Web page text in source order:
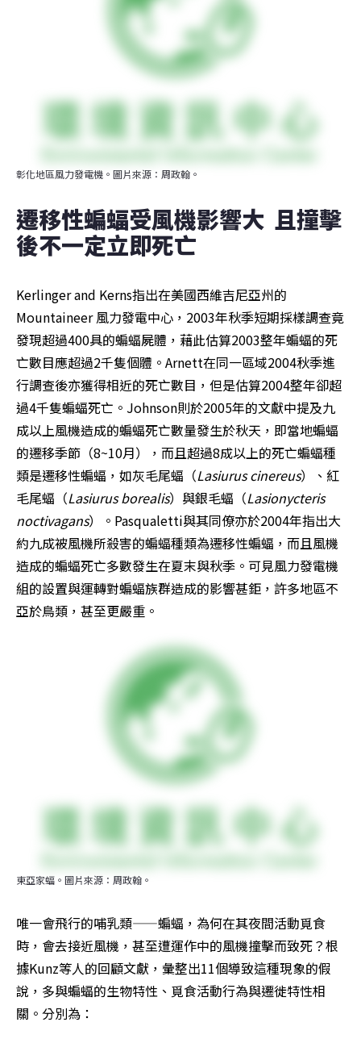
彰化地區風力發電機。圖片來源：周政翰。
遷移性蝙蝠受風機影響大  且撞擊
後不一定立即死亡
Kerlinger and Kerns指出在美國西維吉尼亞州的
Mountaineer 風力發電中心，2003年秋季短期採樣調查竟
發現超過400具的蝙蝠屍體，藉此估算2003整年蝙蝠的死
亡數目應超過2千隻個體。Arnett在同一區域2004秋季進
行調查後亦獲得相近的死亡數目，但是估算2004整年卻超
過4千隻蝙蝠死亡。Johnson則於2005年的文獻中提及九
成以上風機造成的蝙蝠死亡數量發生於秋天，即當地蝙蝠
的遷移季節（8~10月），而且超過8成以上的死亡蝙蝠種
類是遷移性蝙蝠，如灰毛尾蝠（Lasiurus cinereus）、紅
毛尾蝠（Lasiurus borealis）與銀毛蝠（Lasionycteris
noctivagans）。Pasqualetti與其同僚亦於2004年指出大
約九成被風機所殺害的蝙蝠種類為遷移性蝙蝠，而且風機
造成的蝙蝠死亡多數發生在夏末與秋季。可見風力發電機
組的設置與運轉對蝙蝠族群造成的影響甚鉅，許多地區不
亞於鳥類，甚至更嚴重。
東亞家蝠。圖片來源：周政翰。
唯一會飛行的哺乳類——蝙蝠，為何在其夜間活動覓食
時，會去接近風機，甚至遭運作中的風機撞擊而致死？根
據Kunz等人的回顧文獻，彙整出11個導致這種現象的假
說，多與蝙蝠的生物特性、覓食活動行為與遷徙特性相
關。分別為：